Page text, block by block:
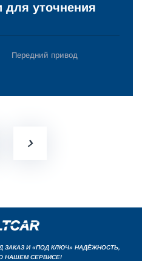
для уточнения
Передний привод
ЗАКАЗ И «ПОД КЛЮЧ» НАДЁЖНОСТЬ,
НАШЕМ СЕРВИСЕ!